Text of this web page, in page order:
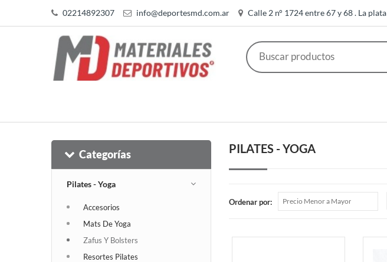
02214892307 info@deportesmd.com.ar Calle 2 n° 1724 entre 67 y 68 . La plata
Categorías
Pilates - Yoga
Accesorios
Mats De Yoga
Zafus Y Bolsters
Resortes Pilates
PILATES - YOGA
Ordenar por: